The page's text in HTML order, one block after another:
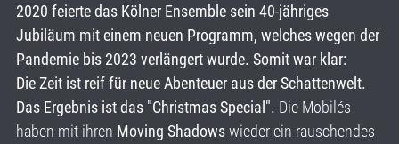
2020 feierte das Kölner Ensemble sein 40-jähriges
Jubiläum mit einem neuen Programm, welches wegen der
Pandemie bis 2023 verlängert wurde. Somit war klar:
Die Zeit ist reif für neue Abenteuer aus der Schattenwelt.
Das Ergebnis ist das "Christmas Special". Die Mobilés
haben mit ihren Moving Shadowswieder ein rauschendes